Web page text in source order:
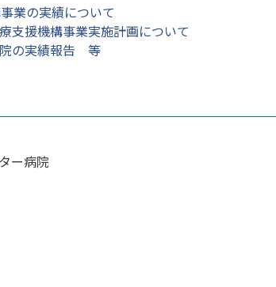
業の実績について
機構事業実施計画について
実績報告 等
ー病院